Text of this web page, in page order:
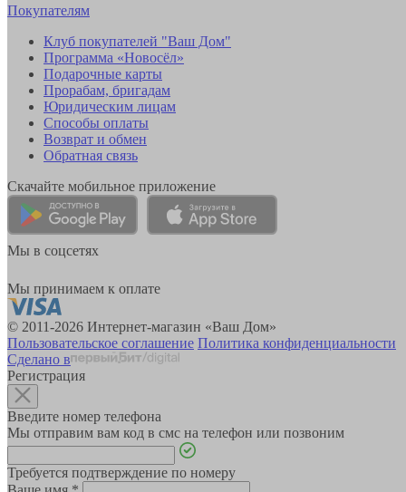
Покупателям
Клуб покупателей "Ваш Дом"
Программа «Новосёл»
Подарочные карты
Прорабам, бригадам
Юридическим лицам
Способы оплаты
Возврат и обмен
Обратная связь
Скачайте мобильное приложение
Мы в соцсетях
Мы принимаем к оплате
© 2011-2026 Интернет-магазин «Ваш Дом»
Пользовательское соглашение Политика конфиденциальности
Сделано в
Регистрация
Введите номер телефона
Мы отправим вам код в смс на телефон или позвоним
Требуется подтверждение по номеру